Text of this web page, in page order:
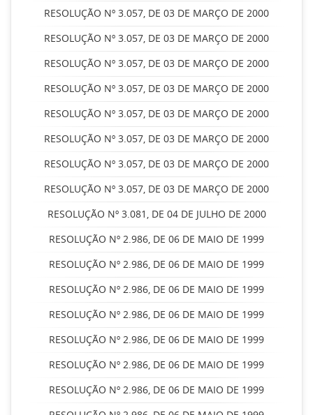
RESOLUÇÃO Nº 3.057, DE 03 DE MARÇO DE 2000
RESOLUÇÃO Nº 3.057, DE 03 DE MARÇO DE 2000
RESOLUÇÃO Nº 3.057, DE 03 DE MARÇO DE 2000
RESOLUÇÃO Nº 3.057, DE 03 DE MARÇO DE 2000
RESOLUÇÃO Nº 3.057, DE 03 DE MARÇO DE 2000
RESOLUÇÃO Nº 3.057, DE 03 DE MARÇO DE 2000
RESOLUÇÃO Nº 3.057, DE 03 DE MARÇO DE 2000
RESOLUÇÃO Nº 3.057, DE 03 DE MARÇO DE 2000
RESOLUÇÃO Nº 3.081, DE 04 DE JULHO DE 2000
RESOLUÇÃO Nº 2.986, DE 06 DE MAIO DE 1999
RESOLUÇÃO Nº 2.986, DE 06 DE MAIO DE 1999
RESOLUÇÃO Nº 2.986, DE 06 DE MAIO DE 1999
RESOLUÇÃO Nº 2.986, DE 06 DE MAIO DE 1999
RESOLUÇÃO Nº 2.986, DE 06 DE MAIO DE 1999
RESOLUÇÃO Nº 2.986, DE 06 DE MAIO DE 1999
RESOLUÇÃO Nº 2.986, DE 06 DE MAIO DE 1999